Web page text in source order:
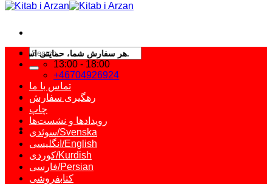
13:00 - 18:00
+46704926924
Search
for:
تماس با ما
رهگیری سفارش
چاپ
رویدادها و نشست‌ها
سوئدی/Svenska
انگلیسی/English
کوردی/Kurdish
فارسی/Persian
کتابفروشی